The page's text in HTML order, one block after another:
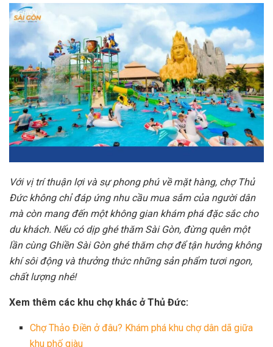
Với vị trí thuận lợi và sự phong phú về mặt hàng, chợ Thủ
Đức không chỉ đáp ứng nhu cầu mua sắm của người dân
mà còn mang đến một không gian khám phá đặc sắc cho
du khách. Nếu có dịp ghé thăm Sài Gòn, đừng quên một
lần cùng Ghiền Sài Gòn ghé thăm chợ để tận hưởng không
khí sôi động và thưởng thức những sản phẩm tươi ngon,
chất lượng nhé!
Xem thêm các khu chợ khác ở Thủ Đức:
Chợ Thảo Điền ở đâu? Khám phá khu chợ dân dã giữa
khu phố giàu